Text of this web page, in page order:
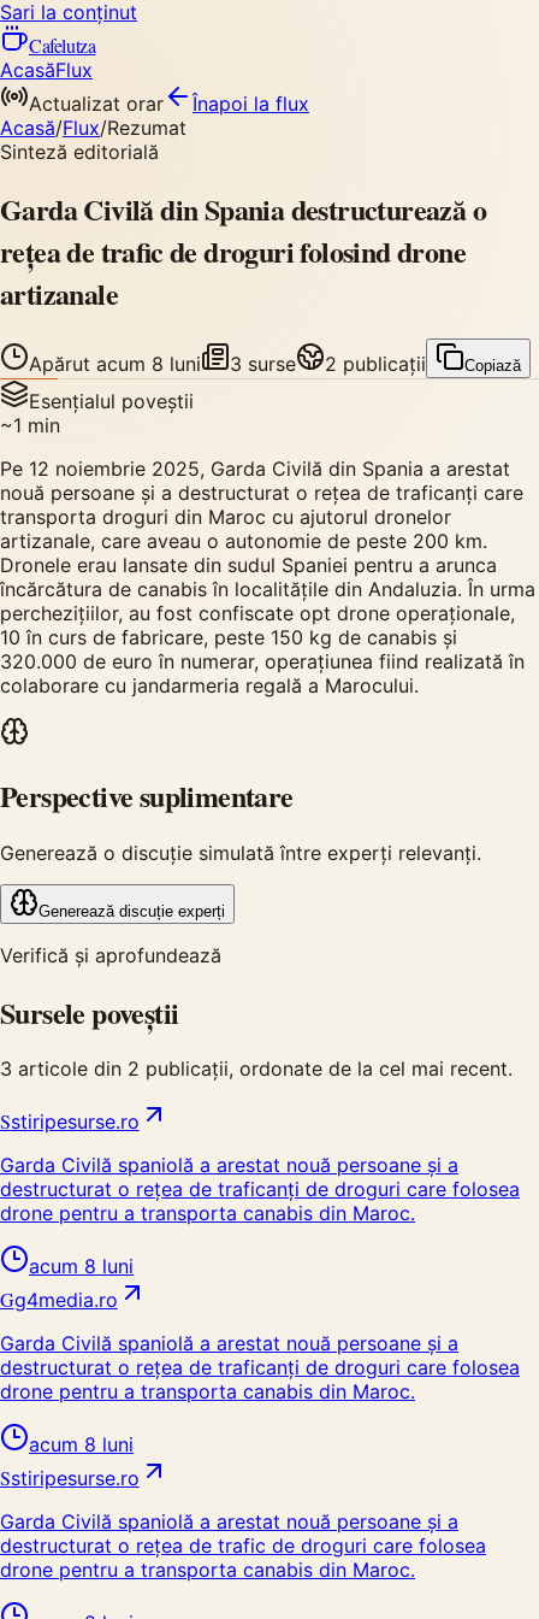
Sari la conținut
Cafelutza
AcasăFlux
Actualizat orar
Înapoi la flux
Acasă/Flux/Rezumat
Sinteză editorială
Garda Civilă din Spania destructurează o
rețea de trafic de droguri folosind drone
artizanale
Apărut acum 8 luni 3 surse 2 publicații Copiază
Esențialul poveștii
~1 min
Pe 12 noiembrie 2025, Garda Civilă din Spania a arestat
nouă persoane și a destructurat o rețea de traficanți care
transporta droguri din Maroc cu ajutorul dronelor
artizanale, care aveau o autonomie de peste 200 km.
Dronele erau lansate din sudul Spaniei pentru a arunca
încărcătura de canabis în localitățile din Andaluzia. În urma
perchezițiilor, au fost confiscate opt drone operaționale,
10 în curs de fabricare, peste 150 kg de canabis și
320.000 de euro în numerar, operațiunea fiind realizată în
colaborare cu jandarmeria regală a Marocului.
Perspective suplimentare
Generează o discuție simulată între experți relevanți.
Generează discuție experți
Verifică și aprofundează
Sursele poveștii
3 articole din 2 publicații, ordonate de la cel mai recent.
Sstiripesurse.ro
Garda Civilă spaniolă a arestat nouă persoane și a
destructurat o rețea de traficanți de droguri care folosea
drone pentru a transporta canabis din Maroc.
acum 8 luni
Gg4media.ro
Garda Civilă spaniolă a arestat nouă persoane și a
destructurat o rețea de traficanți de droguri care folosea
drone pentru a transporta canabis din Maroc.
acum 8 luni
Sstiripesurse.ro
Garda Civilă spaniolă a arestat nouă persoane și a
destructurat o rețea de trafic de droguri care folosea
drone pentru a transporta canabis din Maroc.